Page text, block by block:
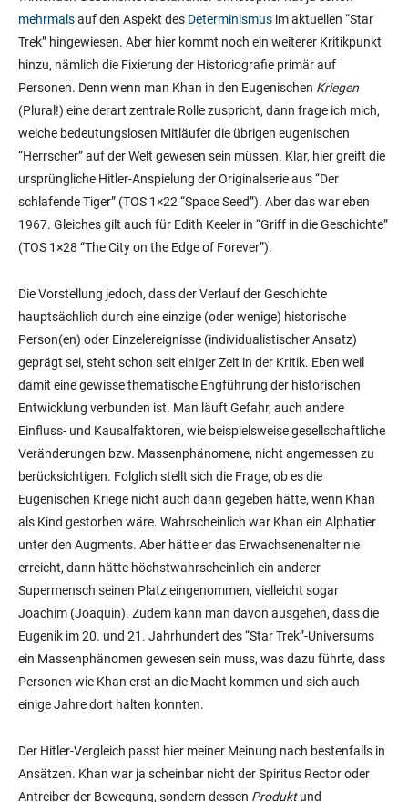
mehrmalsauf den Aspekt des Determinismus im aktuellen “Star
Trek” hingewiesen. Aber hier kommt noch ein weiterer Kritikpunkt
hinzu, nämlich die Fixierung der Historiografie primär auf
Personen. Denn wenn man Khan in den Eugenischen Kriegen
(Plural!) eine derart zentrale Rolle zuspricht, dann frage ich mich,
welche bedeutungslosen Mitläufer die übrigen eugenischen
“Herrscher” auf der Welt gewesen sein müssen. Klar, hier greift die
ursprüngliche Hitler-Anspielung der Originalserie aus “Der
schlafende Tiger” (TOS 1×22 “Space Seed”). Aber das war eben
1967. Gleiches gilt auch für Edith Keeler in “Griff in die Geschichte”
(TOS 1×28 “The City on the Edge of Forever”).
Die Vorstellung jedoch, dass der Verlauf der Geschichte
hauptsächlich durch eine einzige (oder wenige) historische
Person(en) oder Einzelereignisse (individualistischer Ansatz)
geprägt sei, steht schon seit einiger Zeit in der Kritik. Eben weil
damit eine gewisse thematische Engführung der historischen
Entwicklung verbunden ist. Man läuft Gefahr, auch andere
Einfluss- und Kausalfaktoren, wie beispielsweise gesellschaftliche
Veränderungen bzw. Massenphänomene, nicht angemessen zu
berücksichtigen. Folglich stellt sich die Frage, ob es die
Eugenischen Kriege nicht auch dann gegeben hätte, wenn Khan
als Kind gestorben wäre. Wahrscheinlich war Khan ein Alphatier
unter den Augments. Aber hätte er das Erwachsenenalter nie
erreicht, dann hätte höchstwahrscheinlich ein anderer
Supermensch seinen Platz eingenommen, vielleicht sogar
Joachim (Joaquin). Zudem kann man davon ausgehen, dass die
Eugenik im 20. und 21. Jahrhundert des “Star Trek”-Universums
ein Massenphänomen gewesen sein muss, was dazu führte, dass
Personen wie Khan erst an die Macht kommen und sich auch
einige Jahre dort halten konnten.
Der Hitler-Vergleich passt hier meiner Meinung nach bestenfalls in
Ansätzen. Khan war ja scheinbar nicht der Spiritus Rector oder
Antreiber der Bewegung, sondern dessen Produktund